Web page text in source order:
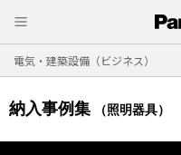
電気・建築設備（ビジネス）
納入事例集 （照明器具）